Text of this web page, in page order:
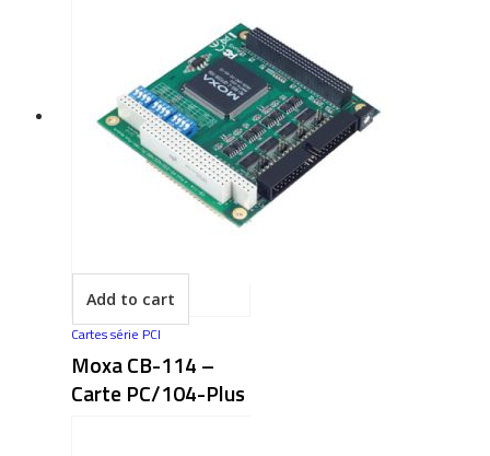
Add to cart
Cartes série PCI
Moxa CB-114 –
Carte PC/104-Plus